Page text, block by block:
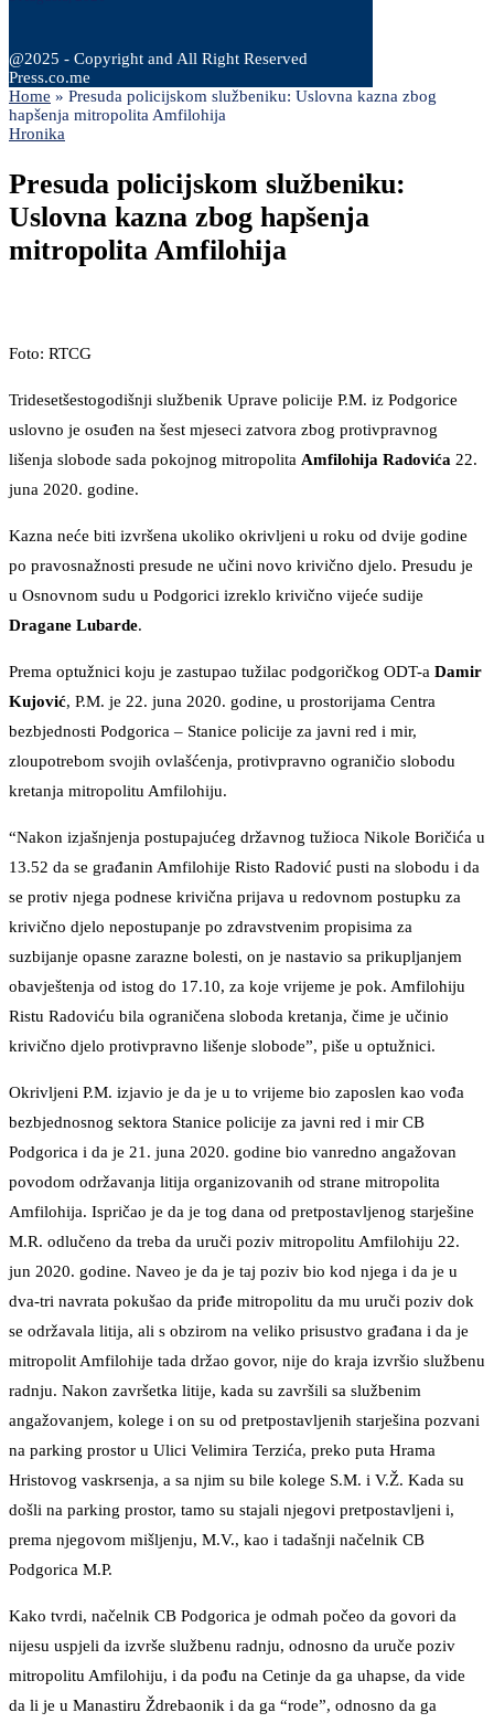
@2025 - Copyright and All Right Reserved
Press.co.me
Home » Presuda policijskom službeniku: Uslovna kazna zbog
hapšenja mitropolita Amfilohija
Hronika
Presuda policijskom službeniku:
Uslovna kazna zbog hapšenja
mitropolita Amfilohija
Foto: RTCG
Tridesetšestogodišnji službenik Uprave policije P.M. iz Podgorice
uslovno je osuđen na šest mjeseci zatvora zbog protivpravnog
lišenja slobode sada pokojnog mitropolita Amfilohija Radovića 22.
juna 2020. godine.
Kazna neće biti izvršena ukoliko okrivljeni u roku od dvije godine
po pravosnažnosti presude ne učini novo krivično djelo. Presudu je
u Osnovnom sudu u Podgorici izreklo krivično vijeće sudije
Dragane Lubarde.
Prema optužnici koju je zastupao tužilac podgoričkog ODT-a Damir
Kujović, P.M. je 22. juna 2020. godine, u prostorijama Centra
bezbjednosti Podgorica – Stanice policije za javni red i mir,
zloupotrebom svojih ovlašćenja, protivpravno ograničio slobodu
kretanja mitropolitu Amfilohiju.
“Nakon izjašnjenja postupajućeg državnog tužioca Nikole Boričića u
13.52 da se građanin Amfilohije Risto Radović pusti na slobodu i da
se protiv njega podnese krivična prijava u redovnom postupku za
krivično djelo nepostupanje po zdravstvenim propisima za
suzbijanje opasne zarazne bolesti, on je nastavio sa prikupljanjem
obavještenja od istog do 17.10, za koje vrijeme je pok. Amfilohiju
Ristu Radoviću bila ograničena sloboda kretanja, čime je učinio
krivično djelo protivpravno lišenje slobode”, piše u optužnici.
Okrivljeni P.M. izjavio je da je u to vrijeme bio zaposlen kao vođa
bezbjednosnog sektora Stanice policije za javni red i mir CB
Podgorica i da je 21. juna 2020. godine bio vanredno angažovan
povodom održavanja litija organizovanih od strane mitropolita
Amfilohija. Ispričao je da je tog dana od pretpostavljenog starješine
M.R. odlučeno da treba da uruči poziv mitropolitu Amfilohiju 22.
jun 2020. godine. Naveo je da je taj poziv bio kod njega i da je u
dva-tri navrata pokušao da priđe mitropolitu da mu uruči poziv dok
se održavala litija, ali s obzirom na veliko prisustvo građana i da je
mitropolit Amfilohije tada držao govor, nije do kraja izvršio službenu
radnju. Nakon završetka litije, kada su završili sa službenim
angažovanjem, kolege i on su od pretpostavljenih starješina pozvani
na parking prostor u Ulici Velimira Terzića, preko puta Hrama
Hristovog vaskrsenja, a sa njim su bile kolege S.M. i V.Ž. Kada su
došli na parking prostor, tamo su stajali njegovi pretpostavljeni i,
prema njegovom mišljenju, M.V., kao i tadašnji načelnik CB
Podgorica M.P.
Kako tvrdi, načelnik CB Podgorica je odmah počeo da govori da
nijesu uspjeli da izvrše službenu radnju, odnosno da uruče poziv
mitropolitu Amfilohiju, i da pođu na Cetinje da ga uhapse, da vide
da li je u Manastiru Ždrebaonik i da ga “rode”, odnosno da ga